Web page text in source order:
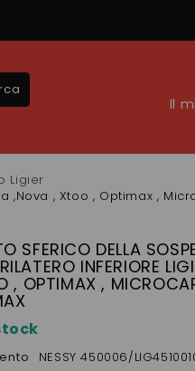
Il
Ligier
, Xtoo , Optimax ,
SFERICO DELLA
INFERIORE
, OPTIMAX ,
NESSY 450006/